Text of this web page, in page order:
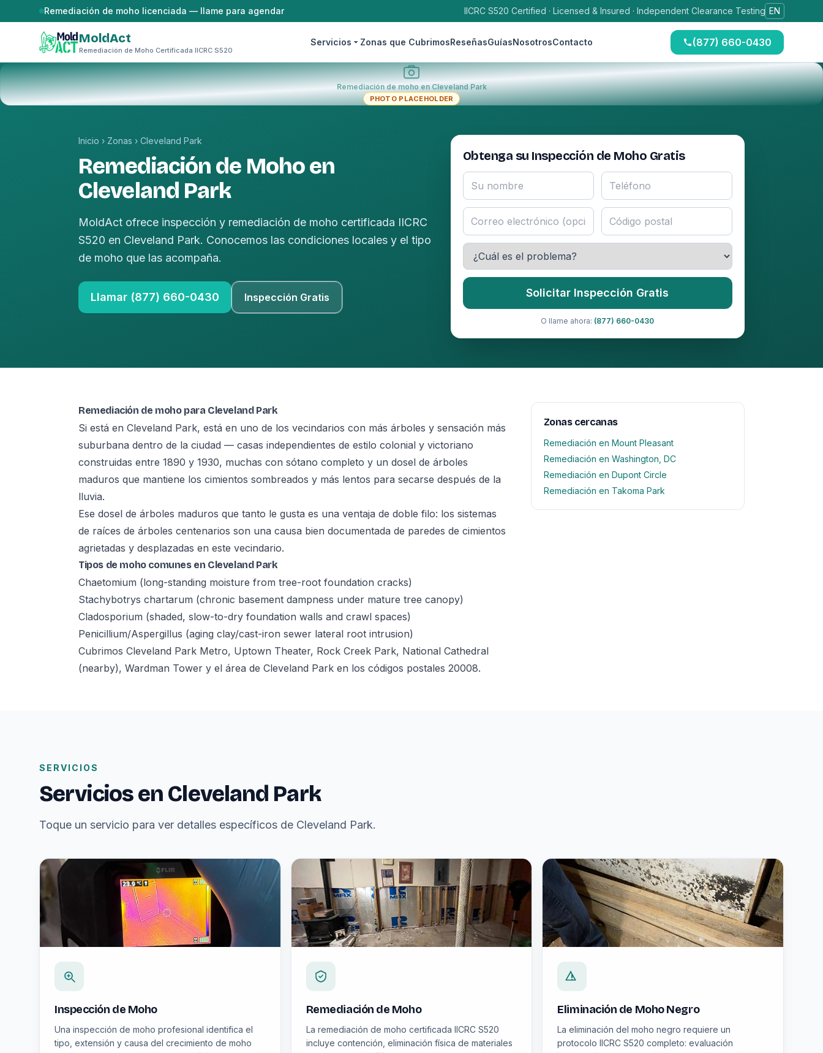
Saltar al contenidoRemediación de moho licenciada — llame para agendar IICRC S520 Certified · Licensed & Insured · Independent Clearance Testing EN
MoldAct
Remediación de Moho Certificada IICRC S520
Servicios Zonas que CubrimosReseñasGuíasNosotrosContacto (877) 660-0430
Remediación de moho en Cleveland Park
PHOTO PLACEHOLDER
Inicio › Zonas › Cleveland Park
Remediación de Moho en
Cleveland Park
MoldAct ofrece inspección y remediación de moho certificada IICRC
S520 en Cleveland Park. Conocemos las condiciones locales y el tipo
de moho que las acompaña.
Llamar (877) 660-0430 Inspección Gratis
Obtenga su Inspección de Moho Gratis
Solicitar Inspección Gratis
O llame ahora: (877) 660-0430
Remediación de moho para Cleveland Park
Si está en Cleveland Park, está en uno de los vecindarios con más árboles y sensación más
suburbana dentro de la ciudad — casas independientes de estilo colonial y victoriano
construidas entre 1890 y 1930, muchas con sótano completo y un dosel de árboles
maduros que mantiene los cimientos sombreados y más lentos para secarse después de la
lluvia.
Ese dosel de árboles maduros que tanto le gusta es una ventaja de doble filo: los sistemas
de raíces de árboles centenarios son una causa bien documentada de paredes de cimientos
agrietadas y desplazadas en este vecindario.
Tipos de moho comunes en Cleveland Park
Chaetomium (long-standing moisture from tree-root foundation cracks)
Stachybotrys chartarum (chronic basement dampness under mature tree canopy)
Cladosporium (shaded, slow-to-dry foundation walls and crawl spaces)
Penicillium/Aspergillus (aging clay/cast-iron sewer lateral root intrusion)
Cubrimos Cleveland Park Metro, Uptown Theater, Rock Creek Park, National Cathedral
(nearby), Wardman Tower y el área de Cleveland Park en los códigos postales 20008.
Zonas cercanas
Remediación en Mount Pleasant
Remediación en Washington, DC
Remediación en Dupont Circle
Remediación en Takoma Park
SERVICIOS
Servicios en Cleveland Park
Toque un servicio para ver detalles específicos de Cleveland Park.
Inspección de Moho
Una inspección de moho profesional identifica el
tipo, extensión y causa del crecimiento de moho
Remediación de Moho
La remediación de moho certificada IICRC S520
incluye contención, eliminación física de materiales
Eliminación de Moho Negro
La eliminación del moho negro requiere un
protocolo IICRC S520 completo: evaluación